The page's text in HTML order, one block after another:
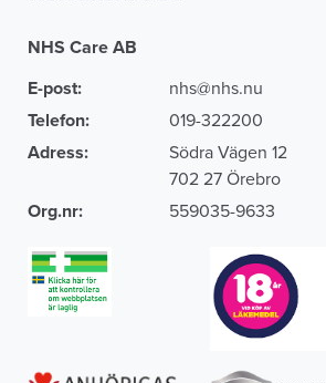
NHS Care AB
E-post:
nhs@nhs.nu
Telefon:
019-322200
Adress:
Södra Vägen 12
702 27 Örebro
Org.nr:
559035-9633